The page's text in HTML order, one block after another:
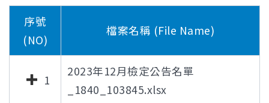
序號
(NO)
檔案名稱 (File Name)
1
2023年12月檢定公告名單
_1840_103845.xlsx